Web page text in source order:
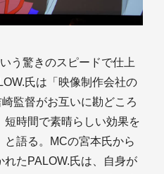
う驚きのスピードで仕上
氏は「映像制作会社の
崎監督がお互いに勘どころ
短時間で素晴らしい効果を
語る。MCの宮本氏から
たPALOW.氏は、自身が